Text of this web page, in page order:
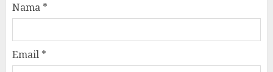
Nama *
Email *